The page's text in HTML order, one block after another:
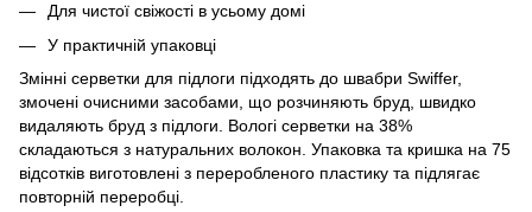
Для чистої свіжості в усьому домі
У практичній упаковці
Змінні серветки для підлоги підходять до швабри Swiffer,
змочені очисними засобами, що розчиняють бруд, швидко
видаляють бруд з підлоги. Вологі серветки на 38%
складаються з натуральних волокон. Упаковка та кришка на 75
відсотків виготовлені з переробленого пластику та підлягає
повторній переробці.